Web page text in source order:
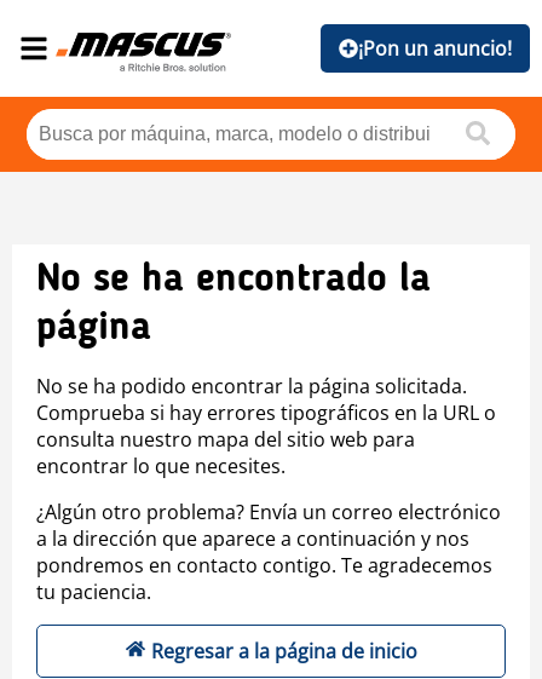
¡Pon un anuncio!
No se ha encontrado la
página
No se ha podido encontrar la página solicitada.
Comprueba si hay errores tipográficos en la URL o
consulta nuestro mapa del sitio web para
encontrar lo que necesites.
¿Algún otro problema? Envía un correo electrónico
a la dirección que aparece a continuación y nos
pondremos en contacto contigo. Te agradecemos
tu paciencia.
Regresar a la página de inicio